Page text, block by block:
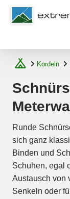
Shopware
Kordeln
Runde
sich ganz
Binden und
Schuhen, egal
Austausch von
Senkeln oder